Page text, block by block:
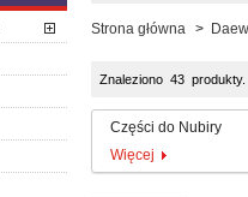
Strona główna >
Znaleziono 43 produkty.
Części do Nubiry
Więcej